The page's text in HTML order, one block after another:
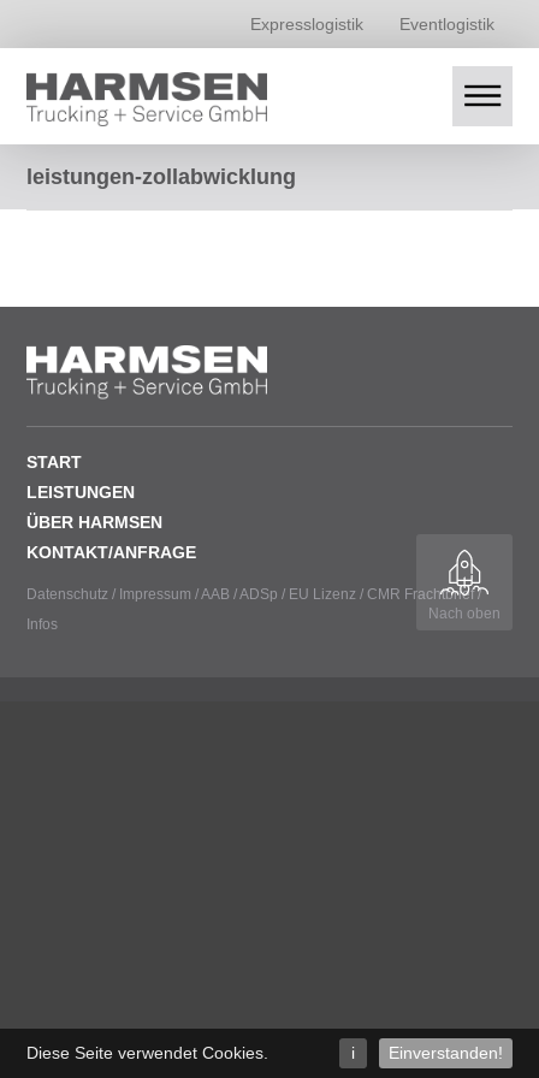
Eventlogistik
Expresslogistik
leistungen-zollabwicklung
Nach oben
START
LEISTUNGEN
ÜBER HARMSEN
KONTAKT/ANFRAGE
Datenschutz / Impressum /AAB /ADSp / EU Lizenz /CMR Frachtbrief/
Infos
Diese Seite verwendet Cookies Einverstanden!
i